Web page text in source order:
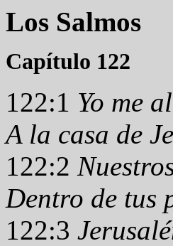
Los Salmos
Capítulo 122
122:1 Yo me
A la casa de
122:2
Dentro de tus
122:3